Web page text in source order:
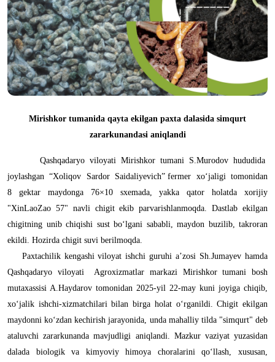
Mirishkor tumanida qayta ekilgan paxta dalasida simqurt
zararkunandasi aniqlandi
Qashqadaryo viloyati Mirishkor tumani S.Murodov hududida
joylashgan “Xoliqov Sardor Saidaliyevich” fermer xo‘jaligi tomonidan
8 gektar maydonga 76×10 sxemada, yakka qator holatda xorijiy
"XinLaoZao 57" navli chigit ekib parvarishlanmoqda. Dastlab ekilgan
chigitning unib chiqishi sust bo‘lgani sababli, maydon buzilib, takroran
ekildi. Hozirda chigit suvi berilmoqda.
Paxtachilik kengashi viloyat ishchi guruhi a’zosi Sh.Jumayev hamda
Qashqadaryo viloyati Agroxizmatlar markazi Mirishkor tumani bosh
mutaxassisi A.Haydarov tomonidan 2025-yil 22-may kuni joyiga chiqib,
xo‘jalik ishchi-xizmatchilari bilan birga holat o‘rganildi. Chigit ekilgan
maydonni ko‘zdan kechirish jarayonida, unda mahalliy tilda "simqurt" deb
ataluvchi zararkunanda mavjudligi aniqlandi. Mazkur vaziyat yuzasidan
dalada biologik va kimyoviy himoya choralarini qo‘llash, xususan,